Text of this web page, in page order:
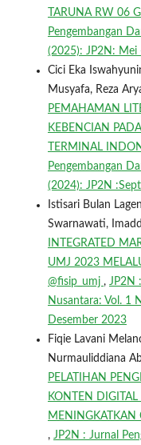
TARUNA RW 06
Pengembangan
(2025): JP2N: Mei
Cici Eka
Musyafa, Reza
PEMAHAMAN
KEBENCIAN
TERMINAL
Pengembangan
(2024): JP2N
Istisari Bulan
Swarnawati,
INTEGRATED
UMJ 2023
@fisip_umj , JP2N
Nusantara: Vol. 1
Desember 2023
Fiqie Lavani
Nurmauliddiana
PELATIHAN
KONTEN
MENINGKATKAN
, JP2N : Jurnal